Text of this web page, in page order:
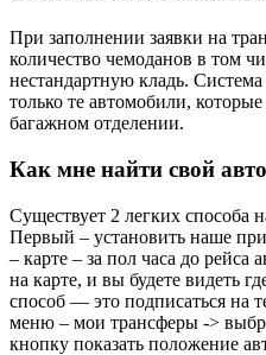
При заполнении заявки на
количество чемоданов в том
нестандартную кладь.
только те автомобили,
багажном отделении.
Как мне найти свой
Существует 2 легких способа
Первый – установить наше
– карте – за пол часа до рейса
на карте, и вы будете видеть
способ — это подписаться на
меню – мои трансферы ->
кнопку показать положение